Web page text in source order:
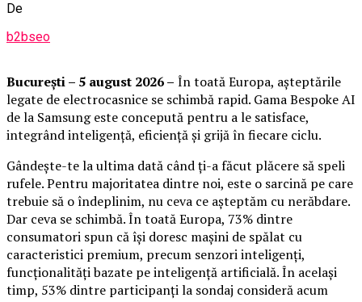
De
b2bseo
București – 5 august 2026 – În toată Europa, așteptările
legate de electrocasnice se schimbă rapid. Gama Bespoke AI
de la Samsung este concepută pentru a le satisface,
integrând inteligență, eficiență și grijă în fiecare ciclu.
Gândește-te la ultima dată când ți-a făcut plăcere să speli
rufele. Pentru majoritatea dintre noi, este o sarcină pe care
trebuie să o îndeplinim, nu ceva ce așteptăm cu nerăbdare.
Dar ceva se schimbă. În toată Europa, 73% dintre
consumatori spun că își doresc mașini de spălat cu
caracteristici premium, precum senzori inteligenți,
funcționalități bazate pe inteligență artificială. În același
timp, 53% dintre participanți la sondaj consideră acum